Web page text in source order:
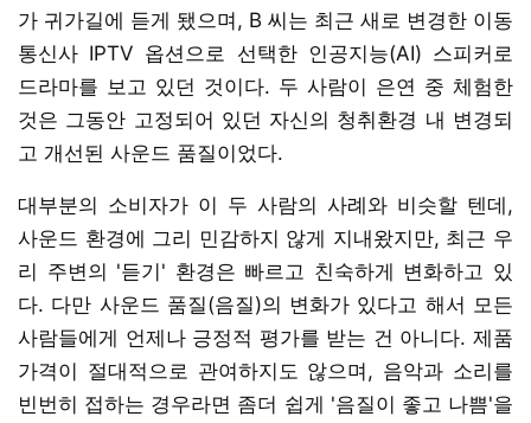
가 귀가길에 듣게 됐으며, B 씨는 최근 새로 변경한 이동
통신사 IPTV 옵션으로 선택한 인공지능(AI) 스피커로
드라마를 보고 있던 것이다. 두 사람이 은연 중 체험한
것은 그동안 고정되어 있던 자신의 청취환경 내 변경되
고 개선된 사운드 품질이었다.
대부분의 소비자가 이 두 사람의 사례와 비슷할 텐데,
사운드 환경에 그리 민감하지 않게 지내왔지만, 최근 우
리 주변의 '듣기' 환경은 빠르고 친숙하게 변화하고 있
다. 다만 사운드 품질(음질)의 변화가 있다고 해서 모든
사람들에게 언제나 긍정적 평가를 받는 건 아니다. 제품
가격이 절대적으로 관여하지도 않으며, 음악과 소리를
빈번히 접하는 경우라면 좀더 쉽게 '음질이 좋고 나쁨'을